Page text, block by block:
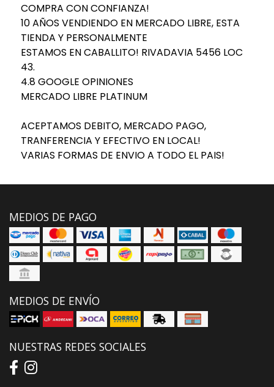
COMPRA CON CONFIANZA!
10 AÑOS VENDIENDO EN MERCADO LIBRE, ESTA
TIENDA Y PERSONALMENTE
ESTAMOS EN CABALLITO! RIVADAVIA 5456 LOC
43.
4.8 GOOGLE OPINIONES
MERCADO LIBRE PLATINUM
ACEPTAMOS DEBITO, MERCADO PAGO,
TRANFERENCIA Y EFECTIVO EN LOCAL!
VARIAS FORMAS DE ENVIO A TODO EL PAIS!
MEDIOS DE PAGO
MEDIOS DE ENVÍO
NUESTRAS REDES SOCIALES